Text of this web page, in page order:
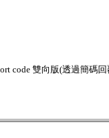
code 雙向版(透過簡碼